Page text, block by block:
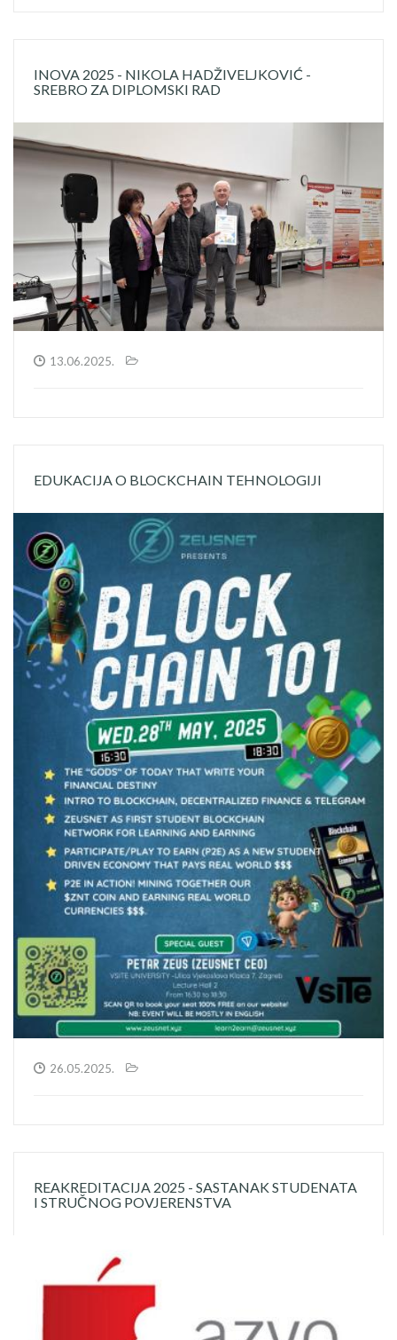
INOVA 2025 - NIKOLA HADŽIVELJKOVIĆ -
SREBRO ZA DIPLOMSKI RAD
13.06.2025.
EDUKACIJA O BLOCKCHAIN TEHNOLOGIJI
26.05.2025.
REAKREDITACIJA 2025 - SASTANAK STUDENATA
I STRUČNOG POVJERENSTVA